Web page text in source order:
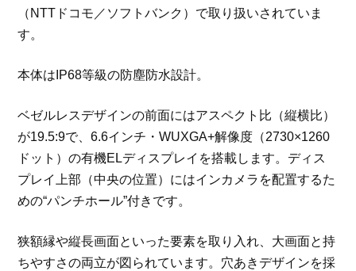
（NTTドコモ／ソフトバンク）で取り扱いされていま
す。
本体はIP68等級の防塵防水設計。
ベゼルレスデザインの前面にはアスペクト比（縦横比）
が19.5:9で、6.6インチ・WUXGA+解像度（2730×1260
ドット）の有機ELディスプレイを搭載します。ディス
プレイ上部（中央の位置）にはインカメラを配置するた
めの“パンチホール”付きです。
狭額縁や縦長画面といった要素を取り入れ、大画面と持
ちやすさの両立が図られています。穴あきデザインを採